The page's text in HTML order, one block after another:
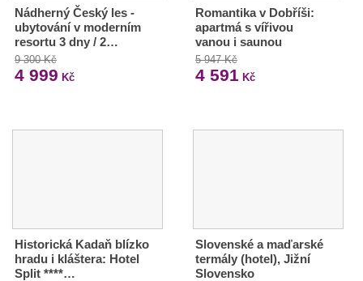
Nádherný Český les -
ubytování v moderním
resortu 3 dny / 2…
9 300 Kč
4 999 Kč
Romantika v Dobříši:
apartmá s vířivou
vanou i saunou
5 947 Kč
4 591 Kč
Historická Kadaň blízko
hradu i kláštera: Hotel
Split ****…
Slovenské a maďarské
termály (hotel), Jižní
Slovensko